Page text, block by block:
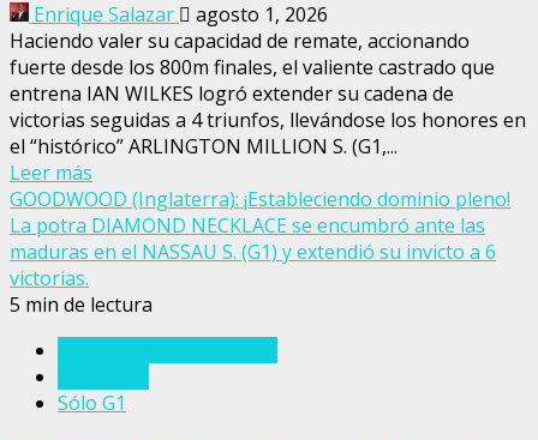
Enrique Salazar
agosto 1, 2026
Haciendo valer su capacidad de remate, accionando
fuerte desde los 800m finales, el valiente castrado que
entrena IAN WILKES logró extender su cadena de
victorias seguidas a 4 triunfos, llevándose los honores en
el “histórico” ARLINGTON MILLION S. (G1,...
Leer más
GOODWOOD (Inglaterra): ¡Estableciendo dominio pleno!
La potra DIAMOND NECKLACE se encumbró ante las
maduras en el NASSAU S. (G1) y extendió su invicto a 6
victorias.
5 min de lectura
Sólo G1